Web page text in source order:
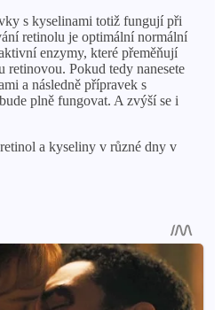
s kyselinami totiž fungují při
retinolu je optimální normální
enzymy, které přeměňují
retinovou. Pokud tedy nanesete
a následně přípravek s
plně fungovat. A zvýší se i
a kyseliny v různé dny v